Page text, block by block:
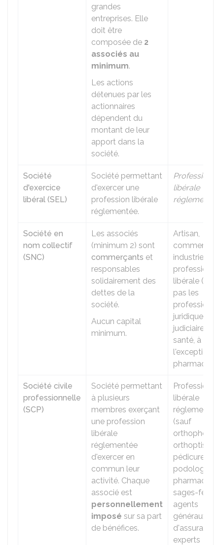
grandes
entreprises. Elle
doit être
composée de 2
associés au
minimum.
Les actions
détenues par les
actionnaires
dépendent du
montant de leur
apport dans la
société.
Société
d'exercice
libéral (SEL)
Société permettant
d'exercer une
profession libérale
réglementée.
Profession
libérale
réglementée
Société en
nom collectif
(SNC)
Les associés
(minimum 2) sont
commerçants et
responsables
solidairement des
dettes de la
société.
Aucun capital
minimum.
Artisan,
industriel,
profession
libérale (mais
pas les
professions
juridiques,
judiciaires
santé, à
l'exception
Société civile
professionnelle
(SCP)
Société permettant
à plusieurs
membres exerçant
une profession
libérale
réglementée
d'exercer en
commun leur
activité. Chaque
associé est
personnellement
imposé sur sa part
de bénéfices.
Profession
libérale
réglementée
(sauf
orthoptistes,
pédicures
podologues,
pharmaciens,
sages-
agents
généraux
experts